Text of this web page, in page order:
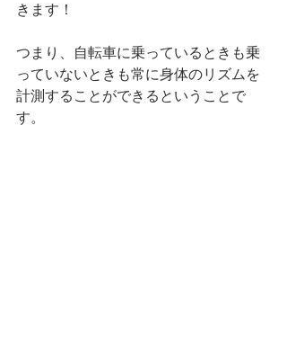
きます！
つまり、自転車に乗っているときも乗
っていないときも常に身体のリズムを
計測することができるということで
す。